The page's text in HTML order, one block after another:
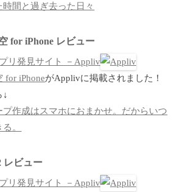
間と過ぎ去った日々
for iPhone レビュー
リ発見サイト －Appliv
for iPhoneがApplivに掲載されました！
↓
プ作成はスマホにおまかせ。だからいつ
。
レビュー
リ発見サイト －Appliv